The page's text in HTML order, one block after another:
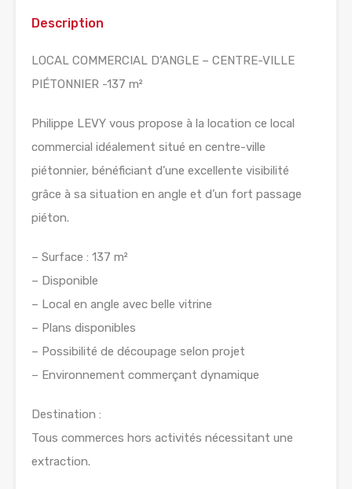
Description
LOCAL COMMERCIAL D’ANGLE – CENTRE-VILLE
PIÉTONNIER -137 m²
Philippe LEVY vous propose à la location ce local
commercial idéalement situé en centre-ville
piétonnier, bénéficiant d’une excellente visibilité
grâce à sa situation en angle et d’un fort passage
piéton.
– Surface : 137 m²
– Disponible
– Local en angle avec belle vitrine
– Plans disponibles
– Possibilité de découpage selon projet
– Environnement commerçant dynamique
Destination :
Tous commerces hors activités nécessitant une
extraction.